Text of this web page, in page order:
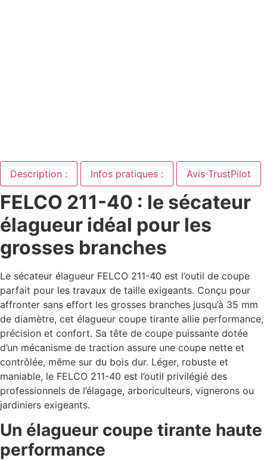
Description : Infos pratiques : Avis TrustPilot
FELCO 211-40 : le sécateur
élagueur idéal pour les
grosses branches
Le sécateur élagueur FELCO 211-40 est l’outil de coupe
parfait pour les travaux de taille exigeants. Conçu pour
affronter sans effort les grosses branches jusqu’à 35 mm
de diamètre, cet élagueur coupe tirante allie performance,
précision et confort. Sa tête de coupe puissante dotée
d’un mécanisme de traction assure une coupe nette et
contrôlée, même sur du bois dur. Léger, robuste et
maniable, le FELCO 211-40 est l’outil privilégié des
professionnels de l’élagage, arboriculteurs, vignerons ou
jardiniers exigeants.
Un élagueur coupe tirante haute
performance